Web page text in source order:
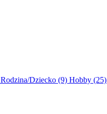
Rodzina/Dziecko (9) Hobby (25)